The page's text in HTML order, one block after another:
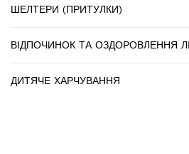
ШЕЛТЕРИ (ПРИТУЛКИ)
ВІДПОЧИНОК ТА ОЗДОРОВЛЕННЯ
ДИТЯЧЕ ХАРЧУВАННЯ